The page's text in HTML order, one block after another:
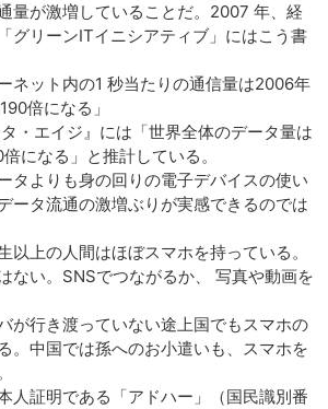
量が激増していることだ。2007 年、経
グリーンITイニシアティブ」にはこう書
ネット内の1 秒当たりの通信量は2006年
倍になる」
・エイジ』には「世界全体のデータ量は
になる」と推計している。
タよりも身の回りの電子デバイスの使い
ータ流通の激増ぶりが実感できるのでは
以上の人間はほぼスマホを持っている。
ない。SNSでつながるか、 写真や動画を
が行き渡っていない途上国でもスマホの
。中国では孫へのお小遣いも、スマホを
人証明である「アドハー」（国民識別番